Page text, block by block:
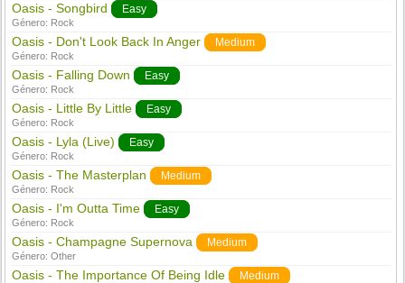
Oasis - Songbird Easy
Género: Rock
Oasis - Don't Look Back In Anger Medium
Género: Rock
Oasis - Falling Down Easy
Género: Rock
Oasis - Little By Little Easy
Género: Rock
Oasis - Lyla (Live) Easy
Género: Rock
Oasis - The Masterplan Medium
Género: Rock
Oasis - I'm Outta Time Easy
Género: Rock
Oasis - Champagne Supernova Medium
Género:Other
Oasis - The Importance Of Being Idle Medium